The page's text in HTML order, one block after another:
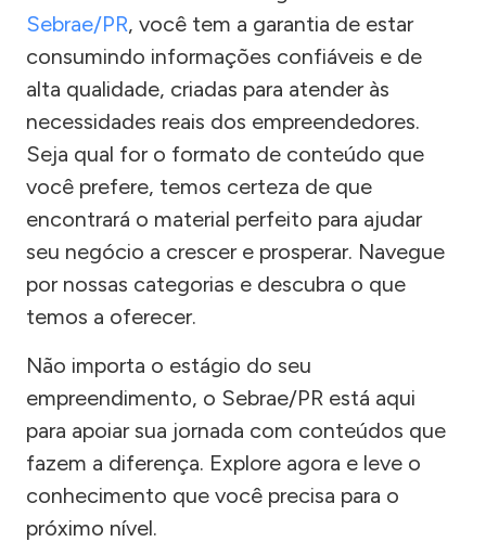
Sebrae/PR, você tem a garantia de estar
consumindo informações confiáveis e de
alta qualidade, criadas para atender às
necessidades reais dos empreendedores.
Seja qual for o formato de conteúdo que
você prefere, temos certeza de que
encontrará o material perfeito para ajudar
seu negócio a crescer e prosperar. Navegue
por nossas categorias e descubra o que
temos a oferecer.
Não importa o estágio do seu
empreendimento, o Sebrae/PR está aqui
para apoiar sua jornada com conteúdos que
fazem a diferença. Explore agora e leve o
conhecimento que você precisa para o
próximo nível.